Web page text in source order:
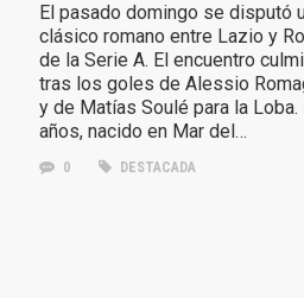
El pasado domingo se disputó
clásico romano entre Lazio y
de la Serie A. El encuentro
tras los goles de Alessio
y de Matías Soulé para la Loba.
años, nacido en Mar del…
0 DESTACADA